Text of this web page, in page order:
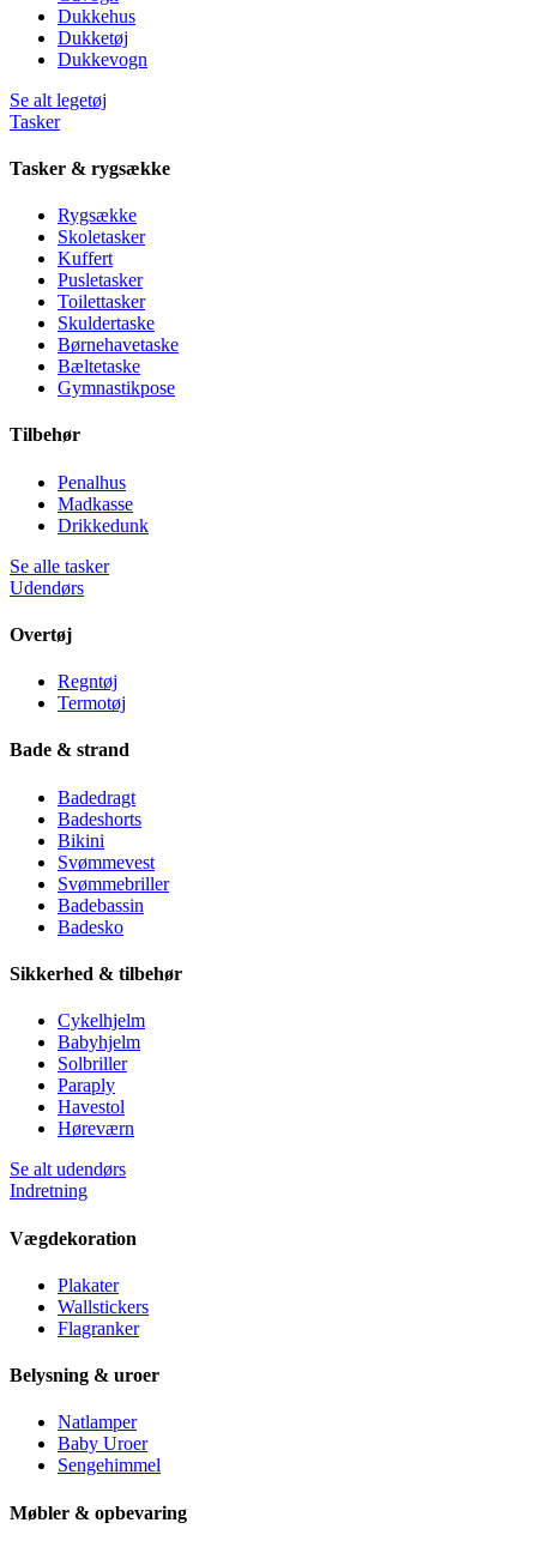
Dukkehus
Dukketøj
Dukkevogn
Se alt legetøj
Tasker
Tasker & rygsække
Rygsække
Skoletasker
Kuffert
Pusletasker
Toilettasker
Skuldertaske
Børnehavetaske
Bæltetaske
Gymnastikpose
Tilbehør
Penalhus
Madkasse
Drikkedunk
Se alle tasker
Udendørs
Overtøj
Regntøj
Termotøj
Bade & strand
Badedragt
Badeshorts
Bikini
Svømmevest
Svømmebriller
Badebassin
Badesko
Sikkerhed & tilbehør
Cykelhjelm
Babyhjelm
Solbriller
Paraply
Havestol
Høreværn
Se alt udendørs
Indretning
Vægdekoration
Plakater
Wallstickers
Flagranker
Belysning & uroer
Natlamper
Baby Uroer
Sengehimmel
Møbler & opbevaring